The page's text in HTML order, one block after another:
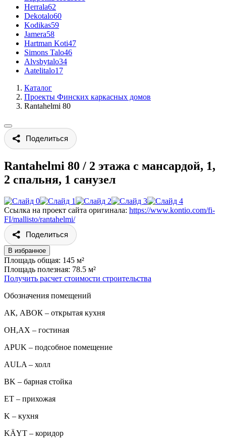
Herrala62
Dekotalo60
Kodikas59
Jamera58
Hartman Koti47
Simons Talo46
Alvsbytalo34
Aatelitalo17
Каталог
Проекты Финских каркасных домов
Rantahelmi 80
Поделиться
Rantahelmi 80 / 2 этажа с мансардой, 1,
2 спальня, 1 санузел
Ссылка на проект сайта оригинала: https://www.kontio.com/fi-
FI/mallisto/rantahelmi/
Поделиться
В избранное
Площадь общая: 145 м²
Площадь полезная: 78.5 м²
Получить расчет стоимости строительства
Обозначения помещений
АК, АВОК – открытая кухня
ОН,AX – гостиная
APUK – подсобное помещение
AULA – холл
BK – барная стойка
ET – прихожая
K – кухня
KÄYT – коридор